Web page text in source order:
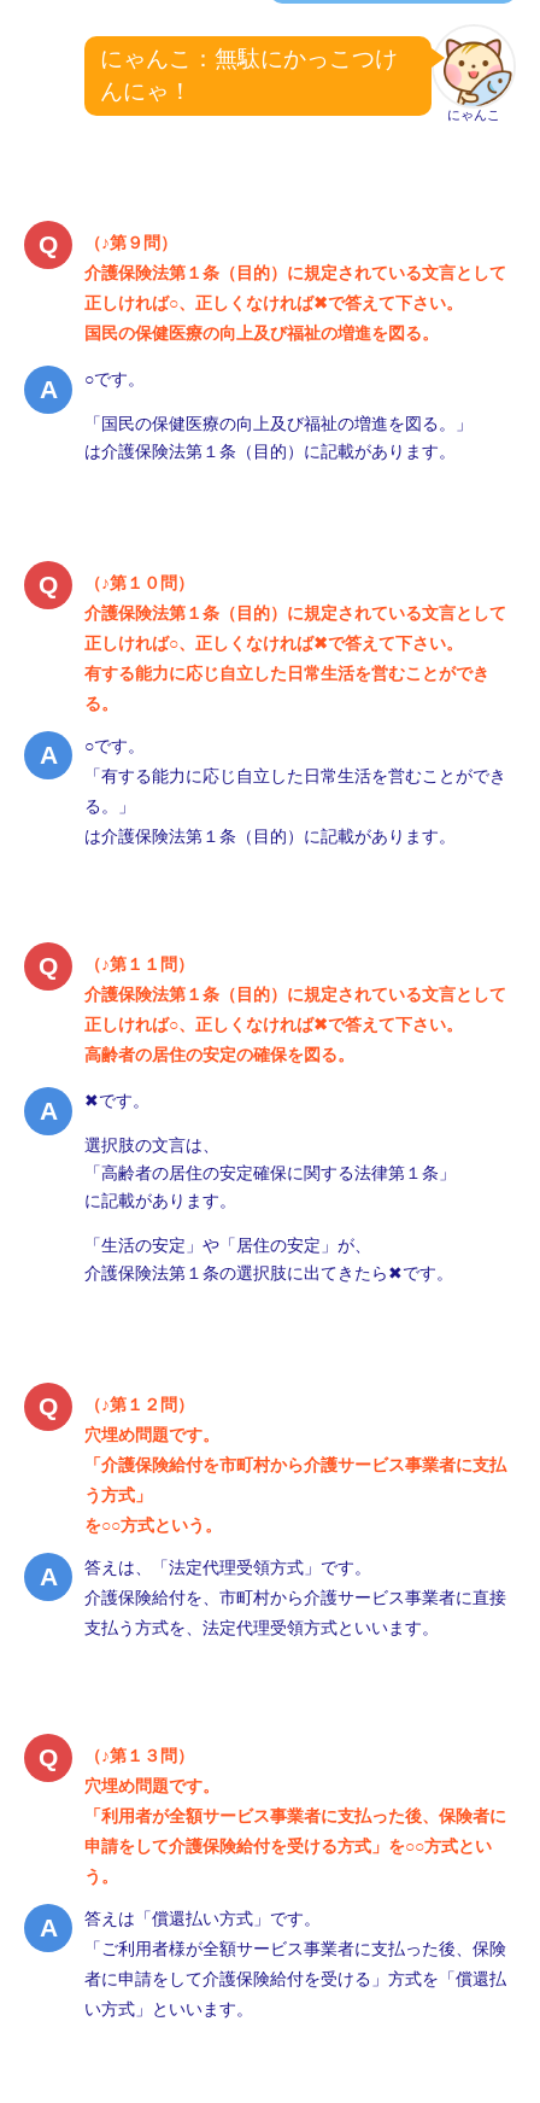
にゃんこ
にゃんこ：無駄にかっこつけ
んにゃ！
（♪第９問）
介護保険法第１条（目的）に規定されている文言として
正しければ○、正しくなければ✖で答えて下さい。
国民の保健医療の向上及び福祉の増進を図る。
○です。
「国民の保健医療の向上及び福祉の増進を図る。」
は介護保険法第１条（目的）に記載があります。
（♪第１０問）
介護保険法第１条（目的）に規定されている文言として
正しければ○、正しくなければ✖で答えて下さい。
有する能力に応じ自立した日常生活を営むことができ
る。
○です。
「有する能力に応じ自立した日常生活を営むことができ
る。」
は介護保険法第１条（目的）に記載があります。
（♪第１１問）
介護保険法第１条（目的）に規定されている文言として
正しければ○、正しくなければ✖で答えて下さい。
高齢者の居住の安定の確保を図る。
✖です。
選択肢の文言は、
「高齢者の居住の安定確保に関する法律第１条」
に記載があります。
「生活の安定」や「居住の安定」が、
介護保険法第１条の選択肢に出てきたら✖です。
（♪第１２問）
穴埋め問題です。
「介護保険給付を市町村から介護サービス事業者に支払
う方式」
を○○方式という。
答えは、「法定代理受領方式」です。
介護保険給付を、市町村から介護サービス事業者に直接
支払う方式を、法定代理受領方式といいます。
（♪第１３問）
穴埋め問題です。
「利用者が全額サービス事業者に支払った後、保険者に
申請をして介護保険給付を受ける方式」を○○方式とい
う。
答えは「償還払い方式」です。
「ご利用者様が全額サービス事業者に支払った後、保険
者に申請をして介護保険給付を受ける」方式を「償還払
い方式」といいます。